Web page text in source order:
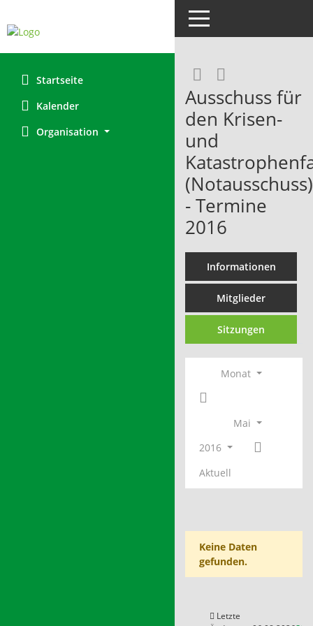
Startseite
Kalender
Organisation
Toggle navigation
Ausschuss für
den Krisen-
und
(Notausschuss)
- Termine
2016
Informationen
Mitglieder
Sitzungen
Monat
Mai
2016
Aktuell
Keine Daten
gefunden.
Letzte